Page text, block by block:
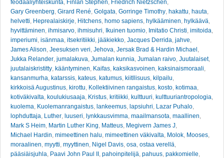
feodaaliyhteiskunta, Finlan Stephen, Friedrich Nietzschen,
Gary Greenberg, Girard René, Golgata, Gorringe Timothy, hakattu, hauta,
helvetti, Heprealaiskirje, Hitchens, homo sapiens, hylkääminen, hylkäävä,
hyvittäminen, ihmisarvo, ihmisuhri, Ikuinen tuomio, Imitatio Christi, imitoida,
imperiumi, isänmaa, itsekritiikki, jääkiekko, Jacques Derrida, jahve,
James Alison, Jeesuksen veri, Jehova, Jersak Brad & Hardin Michael ,
Jukka Relander, jumalakuva, Jumalan kunnia, Jumalan raivo, Juutalaiset,
juutalaiskristitty, kääntyminen, Kaifas, kaksikasvoinen, kaksinaismoraali,
kansanmurha, katarssis, kateus, katumus, kiitllisuus, kilpailu,
kirkkoisä Augustinus, kirottu, Kollektiivinen rangaistus, kosto, kotimaa,
kotiväkivalta, koulukiusaaja, Kristus, kritiikki, kulttuuri, kulttuuriantropologia,
kuolema, Kuolemanrangaistus, lankeemus, lapsiuhri, Lazar Puhalo,
lophduttaja, Luther, luuseri, lynkkausvimma, maailmansota, maallinen,
Mark S Heim, Martin Luther King, Matteus, Megivern James J,
Michael Hardin, mimeettinen halu, mimeettinen väkivalta, Molok, Mooses,
moraalinen, myytti, myyttinen, Nigel Davis, osa, ostaa verellä,
pääsiäisjuhla, Paavi John Paul II , pahoinpitelijä, pahuus, pakkomielle,